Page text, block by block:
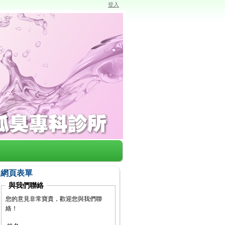
登入
網頁表單
與我們聯絡
您的意見非常寶貴，歡迎您與我們聯
絡！